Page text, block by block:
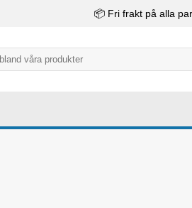
📦 Fri frakt på alla